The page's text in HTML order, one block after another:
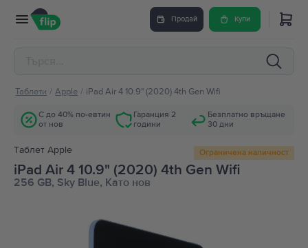
Продай Купи
Таблети / Apple / iPad Air 4 10.9" (2020) 4th Gen Wifi
С до 40% по-евтин
от нов
Гаранция 2
години
Безплатно връщане
30 дни
Tаблет Apple Ограничена наличност
iPad Air 4 10.9" (2020) 4th Gen Wifi
256 GB, Sky Blue, Като нов